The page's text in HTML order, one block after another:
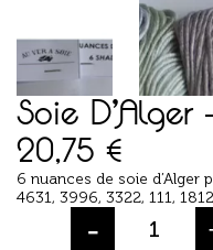
Soie D’Alger
20,75 €
6 nuances de soie d’Alger
4631, 3996, 3322, 111,
-